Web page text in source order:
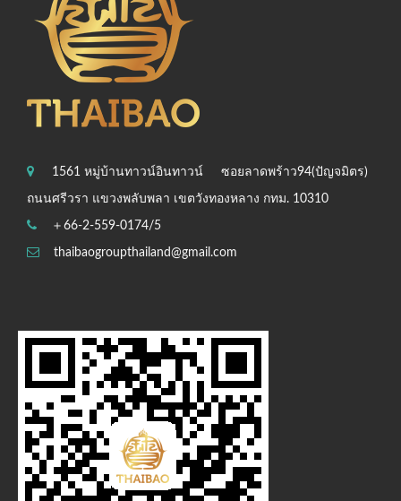
1561 หมู่บ้านทาวน์อินทาวน์ ซอยลาดพร้าว94(ปัญจมิตร)
ถนนศรีวรา แขวงพลับพลา เขตวังทองหลาง กทม. 10310
＋66-2-559-0174/5
thaibaogroupthailand@gmail.com